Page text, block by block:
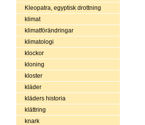
Kleopatra, egyptisk drottning
klimat
klimatförändringar
klimatologi
klockor
kloning
kloster
kläder
kläders historia
klättring
knark